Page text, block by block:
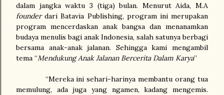
dalam jangka waktu 3 (tiga) bulan. Menurut Aida, M.A
founderdari Batavia Publishing, program ini merupakan
program mencerdaskan anak bangsa dan menanamkan
budaya menulis bagi anak Indonesia, salah satunya berbagi
bersama anak-anak jalanan. Sehingga kami mengambil
tema “Mendukung Anak Jalanan Bercerita Dalam Karya”
“Mereka ini sehari-harinya membantu orang tua
memulung, ada juga yang ngamen, kadang mengemis.